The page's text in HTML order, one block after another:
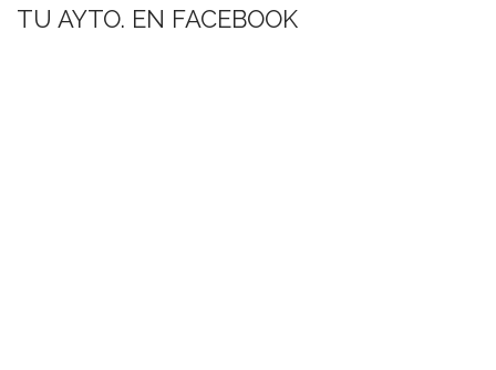
TU AYTO. EN FACEBOOK